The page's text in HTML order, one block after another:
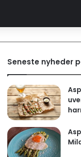
Seneste nyheder